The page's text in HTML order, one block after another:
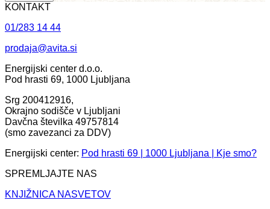
KONTAKT
01/283 14 44
prodaja@avita.si
Energijski center d.o.o.
Pod hrasti 69, 1000 Ljubljana
Srg 200412916,
Okrajno sodišče v Ljubljani
Davčna številka 49757814
(smo zavezanci za DDV)
Energijski center: Pod hrasti 69 | 1000 Ljubljana | Kje smo?
SPREMLJAJTE NAS
KNJIŽNICA NASVETOV